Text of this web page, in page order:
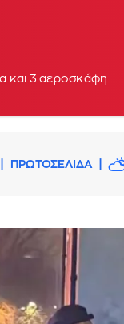
και 3 αεροσκάφη
ΠΡΩΤΟΣΕΛΙΔΑ